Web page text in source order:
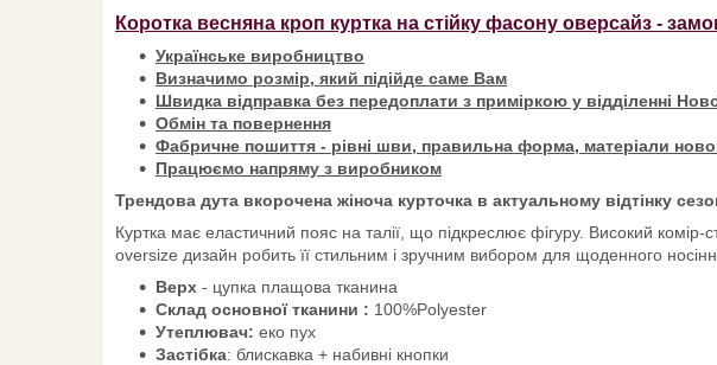
Коротка весняна кроп куртка на стійку фасону оверсайз -
Українське виробництво
Визначимо розмір, який підійде саме Вам
Швидка відправка без передоплати з приміркою у відділенні
Обмін та повернення
Фабричне пошиття - рівні шви, правильна форма, матеріали
Працюємо напряму з виробником
Трендова дута вкорочена жіноча курточка в актуальному відтінку
Куртка має еластичний пояс на талії, що підкреслює фігуру. Високий
oversize дизайн робить її стильним і зручним вибором для щоденного
Верх - цупка плащова тканина
Склад основної тканини : 100%Polyester
Утеплювач: еко пух
Застібка: блискавка + набивні кнопки